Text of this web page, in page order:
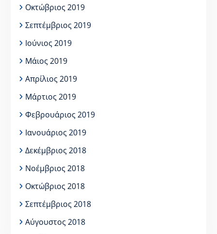
Οκτώβριος 2019
Σεπτέμβριος 2019
Ιούνιος 2019
Μάιος 2019
Απρίλιος 2019
Μάρτιος 2019
Φεβρουάριος 2019
Ιανουάριος 2019
Δεκέμβριος 2018
Νοέμβριος 2018
Οκτώβριος 2018
Σεπτέμβριος 2018
Αύγουστος 2018